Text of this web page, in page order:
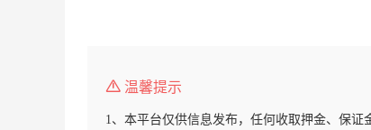
温馨提示
1、本平台仅供信息发布，任何收取押金、保证